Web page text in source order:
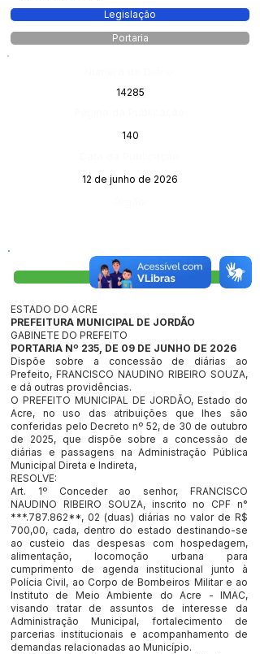
Legislação
Portaria
14285
140
12 de junho de 2026
Visualizar
ESTADO DO ACRE
PREFEITURA MUNICIPAL DE JORDÃO
GABINETE DO PREFEITO
PORTARIA Nº 235, DE 09 DE JUNHO DE 2026
Dispõe sobre a concessão de diárias ao
Prefeito, FRANCISCO NAUDINO RIBEIRO SOUZA,
e dá outras providências.
O PREFEITO MUNICIPAL DE JORDÃO, Estado do
Acre, no uso das atribuições que lhes são
conferidas pelo Decreto nº 52, de 30 de outubro
de 2025, que dispõe sobre a concessão de
diárias e passagens na Administração Pública
Municipal Direta e Indireta,
RESOLVE:
Art. 1º Conceder ao senhor, FRANCISCO
NAUDINO RIBEIRO SOUZA, inscrito no CPF n°
***.787.862**, 02 (duas) diárias no valor de R$
700,00, cada, dentro do estado destinando-se
ao custeio das despesas com hospedagem,
alimentação, locomoção urbana para
cumprimento de agenda institucional junto à
Polícia Civil, ao Corpo de Bombeiros Militar e ao
Instituto de Meio Ambiente do Acre - IMAC,
visando tratar de assuntos de interesse da
Administração Municipal, fortalecimento de
parcerias institucionais e acompanhamento de
demandas relacionadas ao Município.